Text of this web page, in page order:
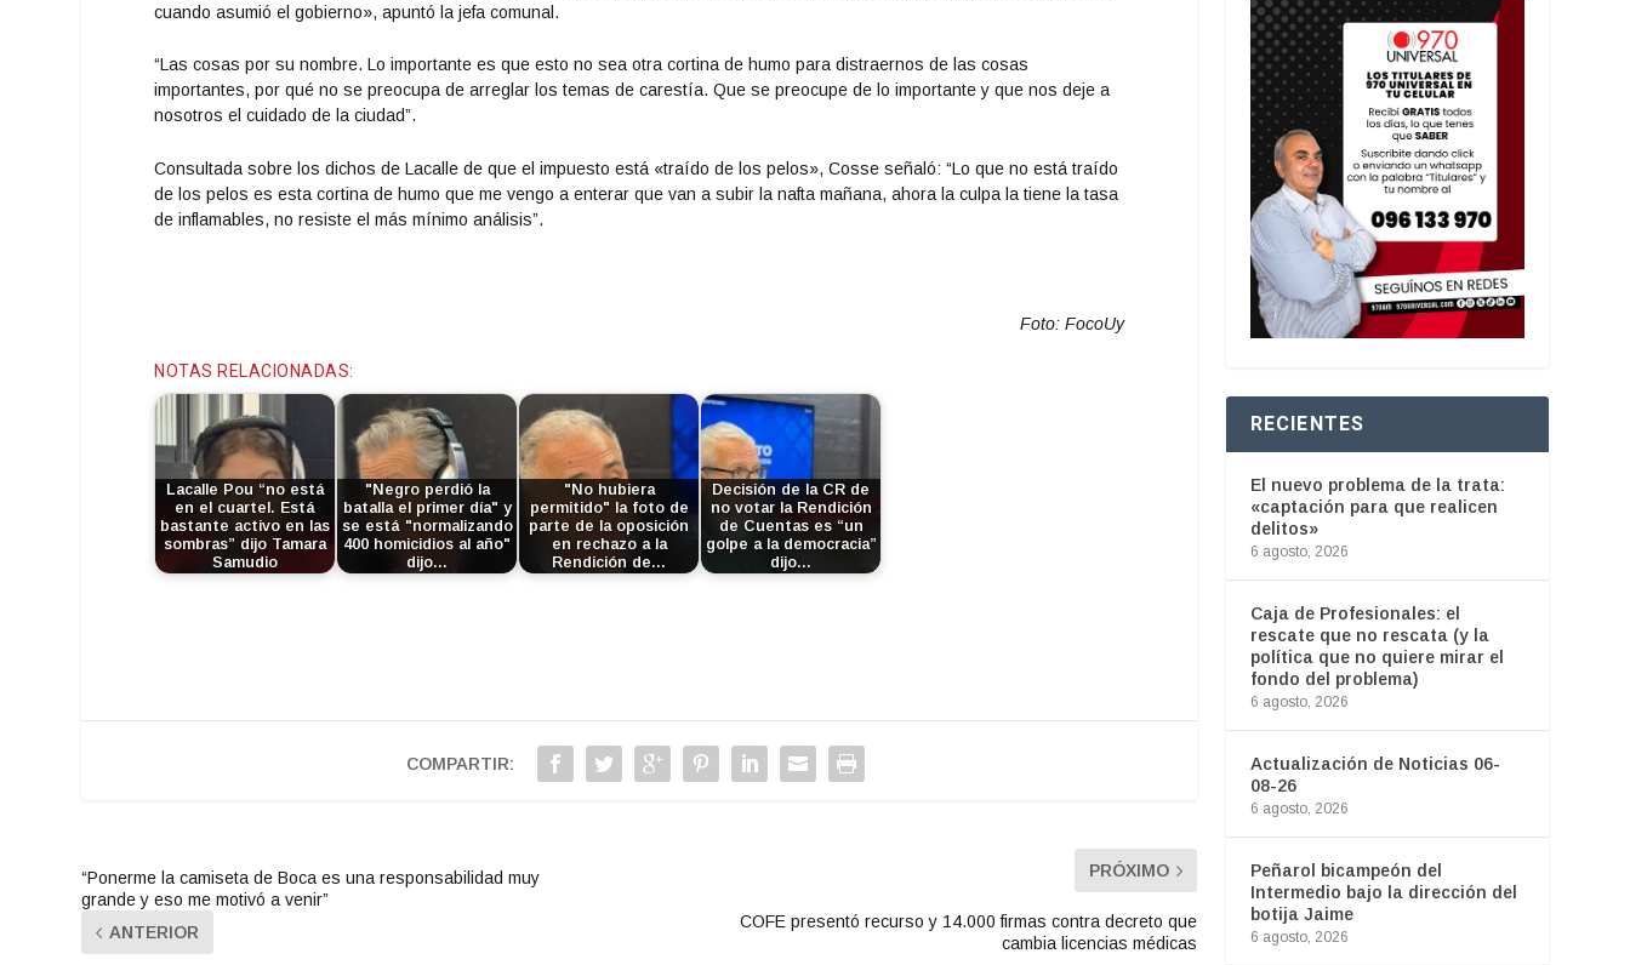
cuando asumió el gobierno», apuntó la jefa comunal.
“Las cosas por su nombre. Lo importante es que esto no sea otra cortina de humo para distraernos de las cosas
importantes, por qué no se preocupa de arreglar los temas de carestía. Que se preocupe de lo importante y que nos deje a
nosotros el cuidado de la ciudad”.
Consultada sobre los dichos de Lacalle de que el impuesto está «traído de los pelos», Cosse señaló: “Lo que no está traído
de los pelos es esta cortina de humo que me vengo a enterar que van a subir la nafta mañana, ahora la culpa la tiene la tasa
de inflamables, no resiste el más mínimo análisis”.
Foto: FocoUy
NOTAS RELACIONADAS:
Lacalle Pou “no está
en el cuartel. Está
bastante activo en las
sombras” dijo Tamara
Samudio
"Negro perdió la
batalla el primer día" y
se está "normalizando
400 homicidios al año"
dijo…
"No hubiera
permitido" la foto de
parte de la oposición
en rechazo a la
Rendición de…
Decisión de la CR de
no votar la Rendición
de Cuentas es “un
golpe a la democracia”
dijo…
COMPARTIR:
“Ponerme la camiseta de Boca es una responsabilidad muy
grande y eso me motivó a venir”
ANTERIOR
PRÓXIMO
COFE presentó recurso y 14.000 firmas contra decreto que
cambia licencias médicas
RECIENTES
El nuevo problema de la trata:
«captación para que realicen
delitos»
6 agosto, 2026
Caja de Profesionales: el
rescate que no rescata (y la
política que no quiere mirar el
fondo del problema)
6 agosto, 2026
Actualización de Noticias 06-
08-26
6 agosto, 2026
Peñarol bicampeón del
Intermedio bajo la dirección del
botija Jaime
6 agosto, 2026